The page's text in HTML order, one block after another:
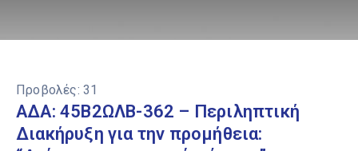
Προβολές: 31
ΑΔΑ: 45Β2ΩΛΒ-362 – Περιληπτική
Διακήρυξη για την προμήθεια: